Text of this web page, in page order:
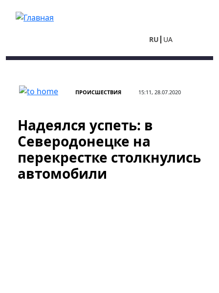
RU UA
ПРОИСШЕСТВИЯ 15:11, 28.07.2020
Надеялся успеть: в
Северодонецке на
перекрестке столкнулись
автомобили